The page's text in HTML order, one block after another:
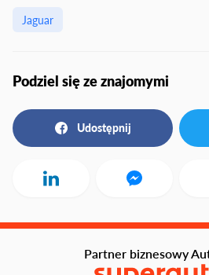
Jaguar
Podziel się ze znajomymi
Udostępnij
Partner biznesowy